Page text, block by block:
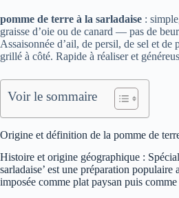
pomme de terre à la sarladaise :
graisse d’oie ou de canard — pas de
Assaisonnée d’ail, de persil, de sel et
grillé à côté. Rapide à réaliser et
Voir le sommaire
Origine et définition de la pomme de
Histoire et origine géographique :
sarladaise’ est une préparation
imposée comme plat paysan puis